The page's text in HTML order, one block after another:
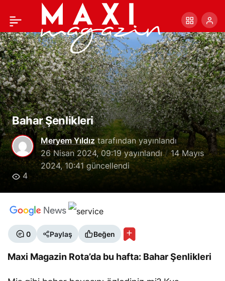
Bahar Şenlikleri
Meryem Yıldıztarafından yayınlandı
26 Nisan 2024, 09:19yayınlandı
14 Mayıs
2024, 10:41güncellendi
4
0 Paylaş Beğen
Maxi Magazin Rota’da bu hafta: Bahar Şenlikleri
Galata Kulesi Paylaş